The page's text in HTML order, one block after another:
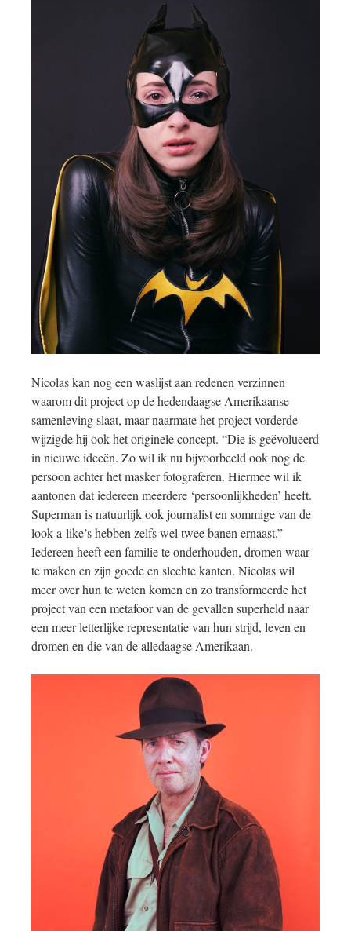
Nicolas kan nog een waslijst aan redenen verzinnen
waarom dit project op de hedendaagse Amerikaanse
samenleving slaat, maar naarmate het project vorderde
wijzigde hij ook het originele concept. “Die is geëvolueerd
in nieuwe ideeën. Zo wil ik nu bijvoorbeeld ook nog de
persoon achter het masker fotograferen. Hiermee wil ik
aantonen dat iedereen meerdere ‘persoonlijkheden’ heeft.
Superman is natuurlijk ook journalist en sommige van de
look-a-like’s hebben zelfs wel twee banen ernaast.”
Iedereen heeft een familie te onderhouden, dromen waar
te maken en zijn goede en slechte kanten. Nicolas wil
meer over hun te weten komen en zo transformeerde het
project van een metafoor van de gevallen superheld naar
een meer letterlijke representatie van hun strijd, leven en
dromen en die van de alledaagse Amerikaan.